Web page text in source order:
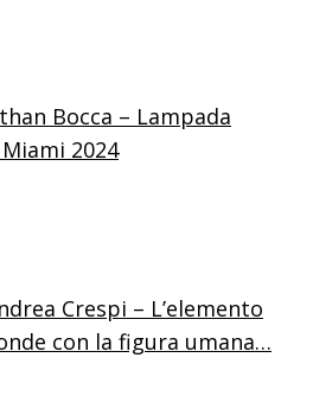
Bocca – Lampada
2024
Crespi – L’elemento
con la figura umana…